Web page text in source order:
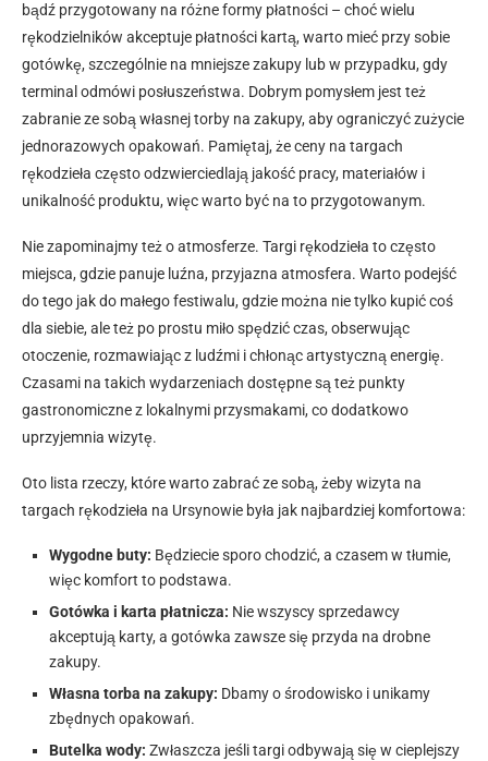
bądź przygotowany na różne formy płatności – choć wielu
rękodzielników akceptuje płatności kartą, warto mieć przy sobie
gotówkę, szczególnie na mniejsze zakupy lub w przypadku, gdy
terminal odmówi posłuszeństwa. Dobrym pomysłem jest też
zabranie ze sobą własnej torby na zakupy, aby ograniczyć zużycie
jednorazowych opakowań. Pamiętaj, że ceny na targach
rękodzieła często odzwierciedlają jakość pracy, materiałów i
unikalność produktu, więc warto być na to przygotowanym.
Nie zapominajmy też o atmosferze. Targi rękodzieła to często
miejsca, gdzie panuje luźna, przyjazna atmosfera. Warto podejść
do tego jak do małego festiwalu, gdzie można nie tylko kupić coś
dla siebie, ale też po prostu miło spędzić czas, obserwując
otoczenie, rozmawiając z ludźmi i chłonąc artystyczną energię.
Czasami na takich wydarzeniach dostępne są też punkty
gastronomiczne z lokalnymi przysmakami, co dodatkowo
uprzyjemnia wizytę.
Oto lista rzeczy, które warto zabrać ze sobą, żeby wizyta na
targach rękodzieła na Ursynowie była jak najbardziej komfortowa:
Wygodne buty: Będziecie sporo chodzić, a czasem w tłumie,
więc komfort to podstawa.
Gotówka i karta płatnicza: Nie wszyscy sprzedawcy
akceptują karty, a gotówka zawsze się przyda na drobne
zakupy.
Własna torba na zakupy: Dbamy o środowisko i unikamy
zbędnych opakowań.
Butelka wody: Zwłaszcza jeśli targi odbywają się w cieplejszy